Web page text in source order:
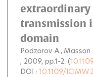
extraordinary
transmission
domain
Podzorov A. Masson
, 2009, pp.1-2. (
DOI : 10.1109/